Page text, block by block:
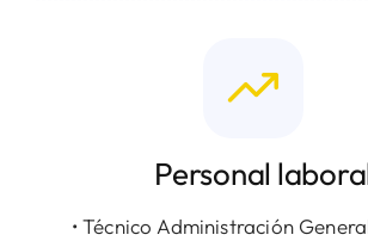
Personal
• Técnico Administración